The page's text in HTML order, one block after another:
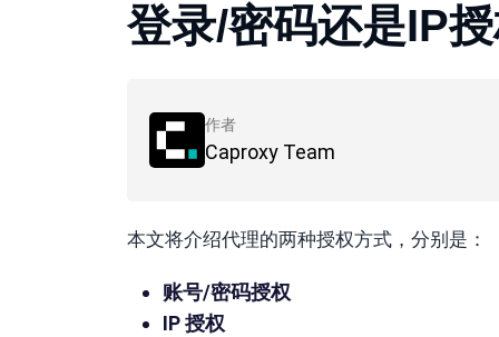
登录/密码还是IP
作者
Caproxy Team
本文将介绍代理的两种授权方式，分别是：
账号/密码授权
IP 授权